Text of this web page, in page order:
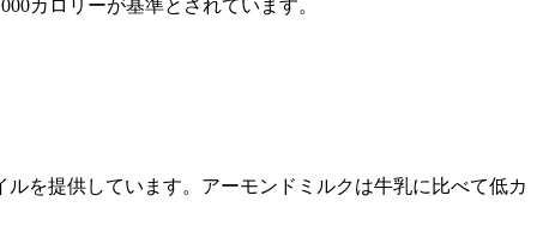
カロリーが基準とされています。
を提供しています。アーモンドミルクは牛乳に比べて低カ